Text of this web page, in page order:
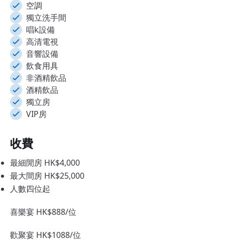
18
空調
獨立洗手間
唱k設備
高清電視
音響設備
飲食用具
非酒精飲品
酒精飲品
獨立房
VIP房
收費
最細閒房 HK$4,000
最大間房 HK$25,000
人數四位起
喜樂宴 HK$888/位
歡聚宴 HK$1088/位